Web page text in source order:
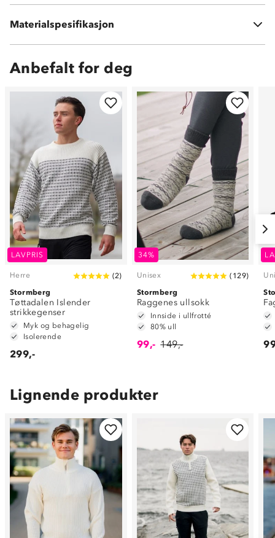
Materialspesifikasjon
100 % akryl
Anbefalt for deg
LAVPRIS
Herre (2)
Stormberg
Tøttadalen Islender
strikkegenser
Myk og behagelig
Isolerende
299,-
34%
Unisex ( 129)
Stormberg
Raggenes ullsokk
Innside i ullfrotté
80% ull
99,- 149,-
Lignende produkter